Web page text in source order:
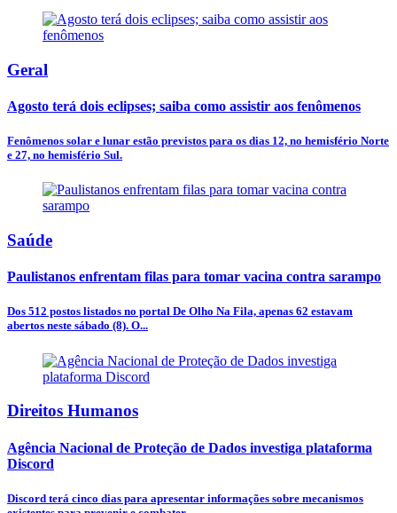
Geral
Agosto terá dois eclipses; saiba como assistir aos fenômenos
Fenômenos solar e lunar estão previstos para os dias 12, no hemisfério Norte
e 27, no hemisfério Sul.
Saúde
Paulistanos enfrentam filas para tomar vacina contra sarampo
Dos 512 postos listados no portal De Olho Na Fila, apenas 62 estavam
abertos neste sábado (8). O...
Direitos Humanos
Agência Nacional de Proteção de Dados investiga plataforma
Discord
Discord terá cinco dias para apresentar informações sobre mecanismos